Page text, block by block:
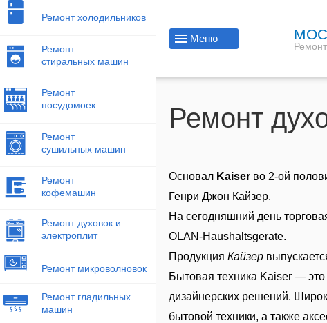
Ремонт холодильников
Ремонт
стиральных машин
Ремонт
посудомоек
Ремонт
сушильных машин
Ремонт
кофемашин
Ремонт духовок и
электроплит
Ремонт микроволновок
Ремонт гладильных
машин
Меню
Ремонт
Основал Kaiserво 2-ой
Генри Джон Кайзер.
На сегодняшний день
OLAN-Haushaltsgerate.
Продукция Кайзер
Бытовая техника Kaiser — это
дизайнерских решений.
бытовой техники, а также